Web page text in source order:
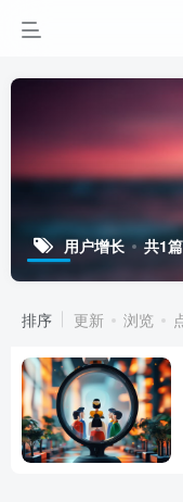
用户增长 共1篇
排序 更新 浏览